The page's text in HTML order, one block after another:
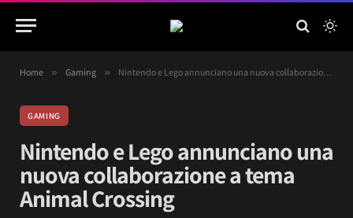
Home » Gaming » Nintendo e Lego annunciano una nuova collaborazione a tema Animal Crossing
GAMING
Nintendo e Lego annunciano una
nuova collaborazione a tema
Animal Crossing